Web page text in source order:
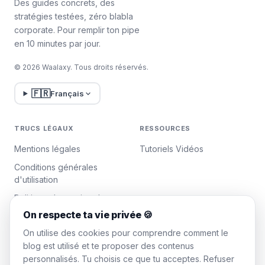
Des guides concrets, des
stratégies testées, zéro blabla
corporate. Pour remplir ton pipe
en 10 minutes par jour.
© 2026 Waalaxy. Tous droits réservés.
🇫🇷Français
TRUCS LÉGAUX
Mentions légales
Conditions générales
d'utilisation
Politique de gestion des
données
Gérer les cookies
RESSOURCES
Tutoriels Vidéos
On respecte ta vie privée 🍪
On utilise des cookies pour comprendre comment le
blog est utilisé et te proposer des contenus
personnalisés. Tu choisis ce que tu acceptes. Refuser